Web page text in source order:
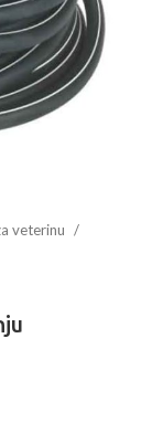
veterinu